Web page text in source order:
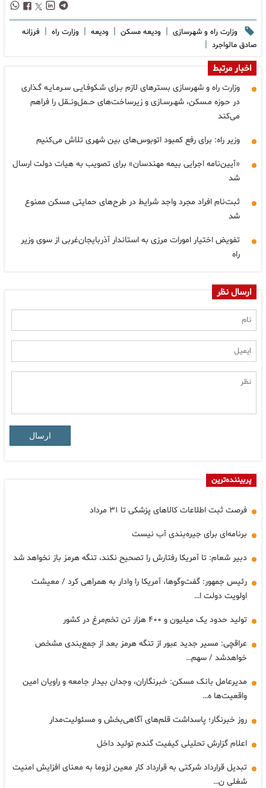
وزارت راه و شهرسازی | ودیعه مسکن | ودیعه | وزارت راه | فرزانه
صادق مالواجرد |
اخبار مرتبط
وزارت راه و شهرسازی بسترهای لازم بـرای شـکوفـایـی سـرمـایـه گـذاری
در حـوزه مـسکن، شهـرسـازی و زیرساخت‌های حــمل‌ونــقل را فراهم
می‌کند
وزیر راه: برای رفع کمبود اتوبوس‌های بین شهری تلاش می‌کنیم
«آیین‌نامه اجرایی بیمه مهندسان» برای تصویب به هیات دولت ارسال
شد
ثبت‌نام افراد مجرد واجد شرایط در طرح‌های حمایتی مسکن ممنوع
شد
تفویض اختیار امورات مرزی به استاندار آذربایجان‌غربی از سوی وزیر
راه
ارسال نظر
ارسال
پربیننده‌ترین
فرصت ثبت اطلاعات کالاهای پزشکی تا ۳۱ مرداد
برنامه‌ای برای جیره‌بندی آب نیست
دبیر شعام: تا آمریکا رفتارش را تصحیح نکند، تنگه هرمز باز نخواهد شد
رئیس جمهور: گفت‌وگوها، آمریکا را وادار به همراهی کرد / معیشت
اولویت دولت ا…
تولید حدود یک میلیون و ۴۰۰ هزار تن تخم‌مرغ در کشور
عراقچی: مسیر جدید عبور از تنگه هرمز بعد از جمع‌بندی مشخص
خواهدشد / سهم…
مدیرعامل بانک مسکن: خبرنگاران، وجدان بیدار جامعه و راویان امین
واقعیت‌ها ه…
روز خبرنگار؛ پاسداشت قلم‌های آگاهی‌بخش و مسئولیت‌مدار
اعلام گزارش تحلیلی کیفیت گندم تولید داخل
تبدیل قرارداد شرکتی به قرارداد کار معین لزوما به معنای افزایش امنیت
شغلی ن…